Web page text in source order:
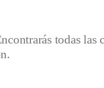
todas las